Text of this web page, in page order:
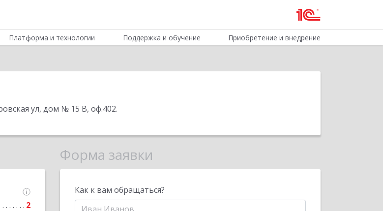
Платформа и технологии Поддержка и обучение Приобретение и внедрение
ул, дом № 15 В, оф.402.
2
Форма заявки
Как к вам обращаться?